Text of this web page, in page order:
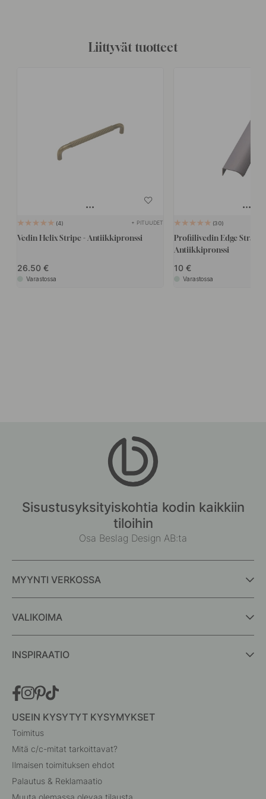
Liittyvät tuotteet
4 + PITUUDET
Vedin Helix Stripe - Antiikkipronssi
26.50
Varastossa
30
Profiilivedin Edge
Antiikkipronssi
10
Varastossa
Sisustusyksityiskohtia kodin kaikkiin
tiloihin
Osa Beslag Design AB:ta
MYYNTI VERKOSSA
VALIKOIMA
INSPIRAATIO
USEIN KYSYTYT KYSYMYKSET
Toimitus
Mitä c/c-mitat tarkoittavat?
Ilmaisen toimituksen ehdot
Palautus & Reklamaatio
Muuta olemassa olevaa tilausta